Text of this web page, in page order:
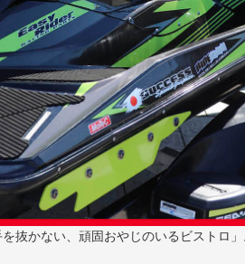
抜かない、頑固おやじのいるビストロ」